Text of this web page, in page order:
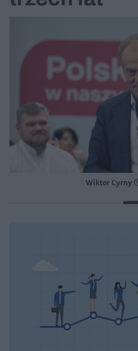
Wiktor Cyrny